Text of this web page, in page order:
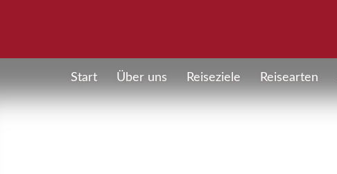
Start Über uns Reiseziele Reisearten